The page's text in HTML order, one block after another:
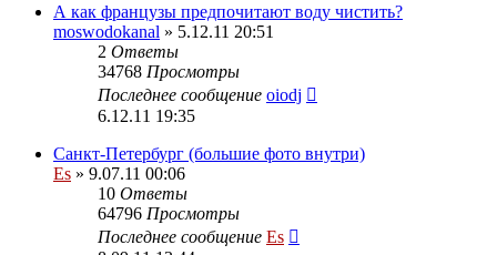
А как французы предпочитают воду чистить?
moswodokanal » 5.12.11 20:51
2 Ответы
34768 Просмотры
Последнее сообщение oiodj
6.12.11 19:35
Санкт-Петербург (большие фото внутри)
Es » 9.07.11 00:06
10 Ответы
64796 Просмотры
Последнее сообщение Es